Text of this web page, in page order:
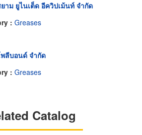
าม ยูไนเต็ด อีควิปเม้นท์ จำกัด
: Greases
ลีบอนด์ จำกัด
: Greases
Catalog